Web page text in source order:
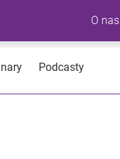
O nas
Podcasty